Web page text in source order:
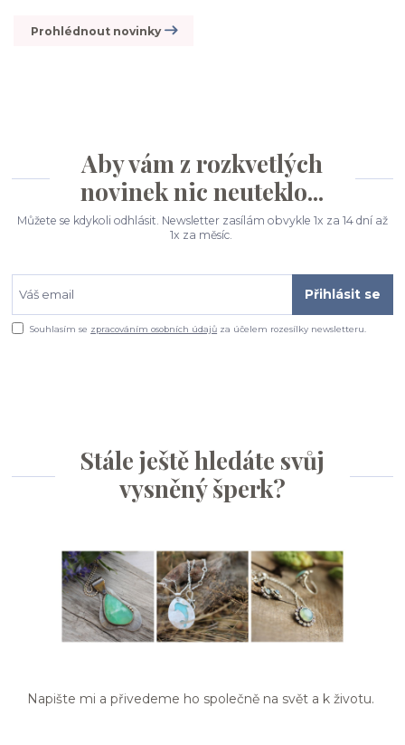
Prohlédnout novinky
Aby vám z rozkvetlých
novinek nic neuteklo...
Můžete se kdykoli odhlásit. Newsletter zasílám obvykle 1x za 14 dní až
1x za měsíc.
Přihlásit se
Souhlasím se zpracováním osobních údajů za účelem rozesílky newsletteru.
Stále ještě hledáte svůj
vysněný šperk?
Napište mi a přivedeme ho společně na svět a k životu.